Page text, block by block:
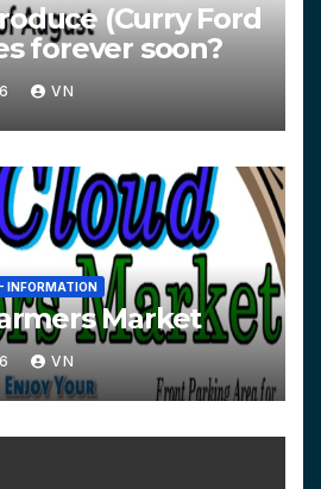
(Curry Ford
forever soon?
VN
INFORMATION
Market
VN